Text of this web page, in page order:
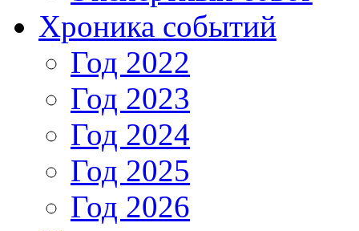
Хроника событий
Год 2022
Год 2023
Год 2024
Год 2025
Год 2026